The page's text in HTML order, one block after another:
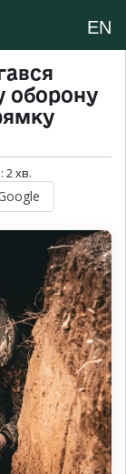
EN
оборону
2хв.